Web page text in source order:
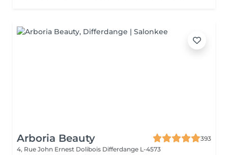
Arboria Beauty
393
4, Rue John Ernest Dolibois Differdange L-4573